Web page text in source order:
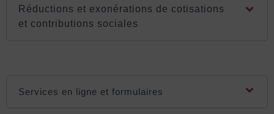
Réductions et exonérations de cotisations
et contributions sociales
Services en ligne et formulaires